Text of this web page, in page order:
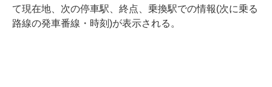
て現在地、次の停車駅、終点、乗換駅での情報(次に乗る
路線の発車番線・時刻)が表示される。